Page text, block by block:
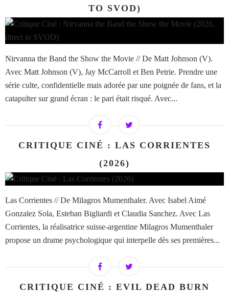
TO SVOD)
Nirvanna the Band the Show the Movie // De Matt Johnson (V).
Avec Matt Johnson (V), Jay McCarroll et Ben Petrie. Prendre une
série culte, confidentielle mais adorée par une poignée de fans, et la
catapulter sur grand écran : le pari était risqué. Avec...
CRITIQUE CINÉ : LAS CORRIENTES
(2026)
Las Corrientes // De Milagros Mumenthaler. Avec Isabel Aimé
Gonzalez Sola, Esteban Bigliardi et Claudia Sanchez. Avec Las
Corrientes, la réalisatrice suisse-argentine Milagros Mumenthaler
propose un drame psychologique qui interpelle dès ses premières...
CRITIQUE CINÉ : EVIL DEAD BURN